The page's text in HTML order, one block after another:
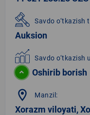
Savdo o‘tkazish
Auksion
Savdo o‘tkazish
Oshirib borish
location_on Manzil:
Xorazm viloyati,